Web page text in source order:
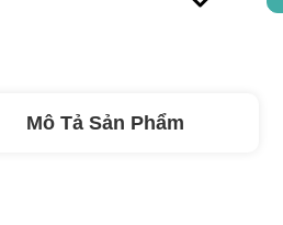
Mô Tả Sản Phẩm